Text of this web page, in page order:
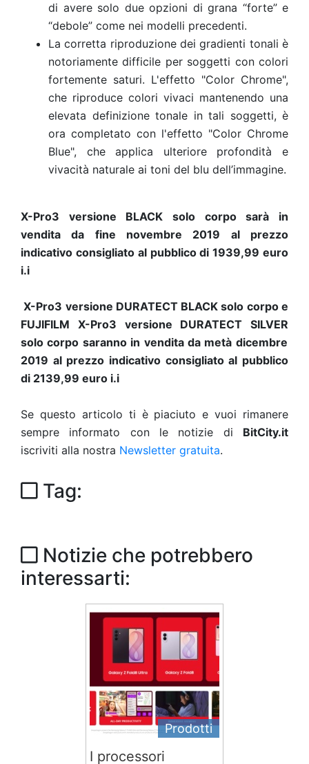
di avere solo due opzioni di grana “forte” e
“debole” come nei modelli precedenti.
La corretta riproduzione dei gradienti tonali è
notoriamente difficile per soggetti con colori
fortemente saturi. L'effetto "Color Chrome",
che riproduce colori vivaci mantenendo una
elevata definizione tonale in tali soggetti, è
ora completato con l'effetto "Color Chrome
Blue", che applica ulteriore profondità e
vivacità naturale ai toni del blu dell’immagine.
X-Pro3 versione BLACK solo corpo sarà in
vendita da fine novembre 2019 al prezzo
indicativo consigliato al pubblico di1939,99 euro
i.i
X-Pro3 versione DURATECT BLACK solo corpo e
FUJIFILM X-Pro3 versione DURATECT SILVER
solo corpo saranno in vendita da metà dicembre
2019 al prezzo indicativo consigliato al pubblico
di 2139,99 euro i.i
Se questo articolo ti è piaciuto e vuoi rimanere
sempre informato con le notizie di BitCity.it
iscriviti alla nostra Newsletter gratuita.
Tag:
Notizie che potrebbero
interessarti:
Prodotti
I processori